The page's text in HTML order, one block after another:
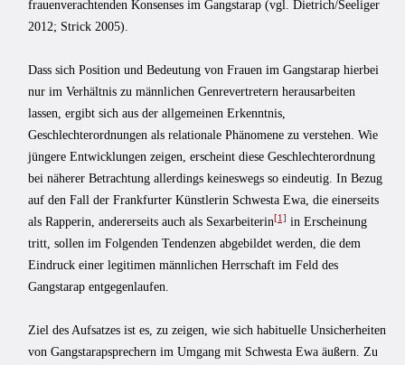
frauenverachtenden Konsenses im Gangstarap (vgl. Dietrich/Seeliger
2012; Strick 2005).
Dass sich Position und Bedeutung von Frauen im Gangstarap hierbei
nur im Verhältnis zu männlichen Genrevertretern herausarbeiten
lassen, ergibt sich aus der allgemeinen Erkenntnis,
Geschlechterordnungen als relationale Phänomene zu verstehen. Wie
jüngere Entwicklungen zeigen, erscheint diese Geschlechterordnung
bei näherer Betrachtung allerdings keineswegs so eindeutig. In Bezug
auf den Fall der Frankfurter Künstlerin Schwesta Ewa, die einerseits
als Rapperin, andererseits auch als Sexarbeiterin[1] in Erscheinung
tritt, sollen im Folgenden Tendenzen abgebildet werden, die dem
Eindruck einer legitimen männlichen Herrschaft im Feld des
Gangstarap entgegenlaufen.
Ziel des Aufsatzes ist es, zu zeigen, wie sich habituelle Unsicherheiten
von Gangstarapsprechern im Umgang mit Schwesta Ewa äußern. Zu